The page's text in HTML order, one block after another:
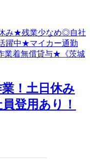
！土日休み
登用あり！